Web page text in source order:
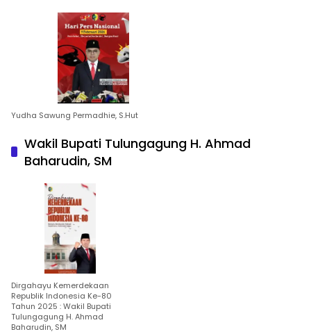
Yudha Sawung Permadhie, S.Hut
Wakil Bupati Tulungagung H. Ahmad
Baharudin, SM
Dirgahayu Kemerdekaan
Republik Indonesia Ke-80
Tahun 2025 : Wakil Bupati
Tulungagung H. Ahmad
Baharudin, SM